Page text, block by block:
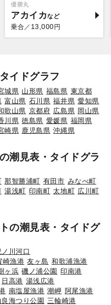
優勝丸
アカイカ
乗合／ 13,000円
イドグラフ
城県 山形県 福島県 東京都
富山県 石川県 福井県 愛知県
歌山県 京都府 広島県 岡山県
川県 徳島県 愛媛県 福岡県
崎県 鹿児島県 沖縄県
潮見表・タイドグラ
那智勝浦町 有田市 みなべ町
湯浅町 印南町 太地町 広川町
の潮見表・タイドグ
ノ川河口
崎漁港 友ヶ島 和歌浦漁港
ヶ浜 磯ノ浦公園 印南港
日高港 湯浅広港
南塩屋漁港 潮岬 阿尾漁港
良海つり公園 三輪崎港